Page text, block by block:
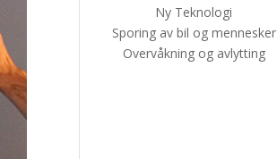
Ny Teknologi
Sporing av bil og mennesker
Overvåkning og avlytting